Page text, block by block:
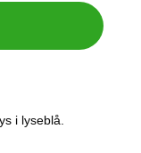
i lyseblå.